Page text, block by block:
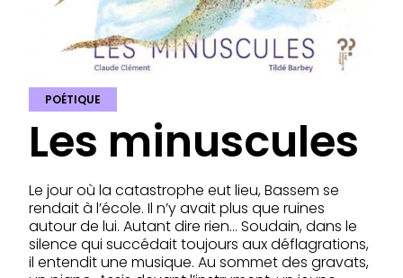
POÉTIQUE
Les minuscules
Le jour où la catastrophe eut lieu, Bassem se
rendait à l’école. Il n’y avait plus que ruines
autour de lui. Autant dire rien… Soudain, dans le
silence qui succédait toujours aux déflagrations,
il entendit une musique. Au sommet des gravats,